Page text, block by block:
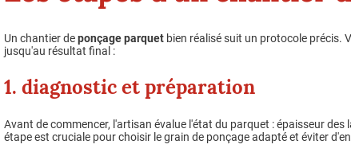
Un chantier deponçage parquet bien réalisé suit un protocole précis.
jusqu'au résultat final :
1. diagnostic et préparation
Avant de commencer, l'artisan évalue l'état du parquet : épaisseur
étape est cruciale pour choisir le grain de ponçage adapté et éviter